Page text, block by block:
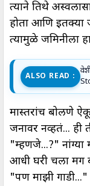
त्याने तिथे
होता आणि इतक्या
त्यामुळे जमिनीला
ALSO READ :
मास्तरांच बोलणे
जनावर नव्हतं... ही
"म्हणजे...?" नांग्या
आधी घरी चला मग
"पण माझी